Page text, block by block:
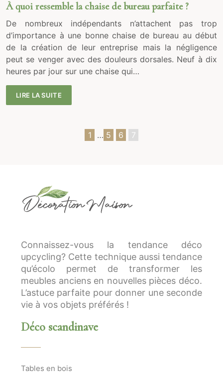
À quoi ressemble la chaise de bureau parfaite ?
De nombreux indépendants n’attachent pas trop
d’importance à une bonne chaise de bureau au début
de la création de leur entreprise mais la négligence
peut se venger avec des douleurs dorsales. Neuf à dix
heures par jour sur une chaise qui…
LIRE LA SUITE
1 … 5 6 7
Connaissez-vous la tendance déco
upcycling? Cette technique aussi tendance
qu’écolo permet de transformer les
meubles anciens en nouvelles pièces déco.
L’astuce parfaite pour donner une seconde
vie à vos objets préférés !
Déco scandinave
Tables en bois